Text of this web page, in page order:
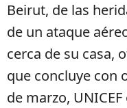
Beirut, de las
de un ataque
cerca de su casa,
que concluye con
de marzo,